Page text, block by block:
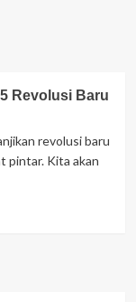
Revolusi Baru
revolusi baru
pintar. Kita akan